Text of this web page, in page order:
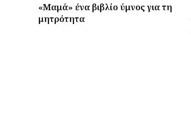
«Μαμά» ένα βιβλίο ύμνος για τη
μητρότητα